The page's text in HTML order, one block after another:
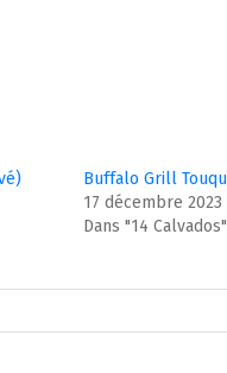
Buffalo Grill
17 décembre 2023
Dans "14 Calvados"